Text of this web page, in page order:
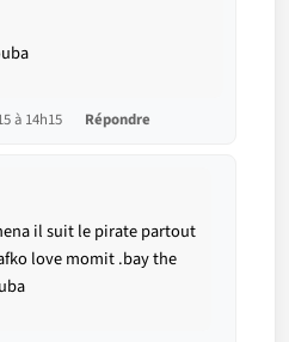
à 14h15 Répondre
il suit le pirate partout
love momit .bay the